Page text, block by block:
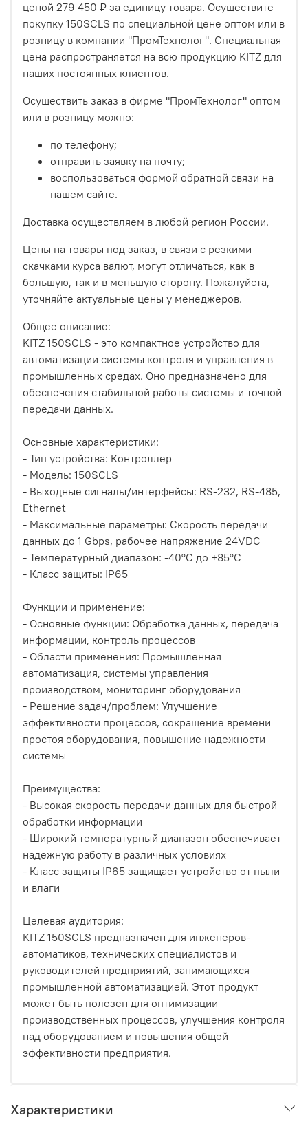
ценой 279 450 ₽ за единицу товара. Осуществите
покупку 150SCLS по специальной цене оптом или в
розницу в компании "ПромТехнолог". Специальная
цена распространяется на всю продукцию KITZ для
наших постоянных клиентов.
Осуществить заказ в фирме "ПромТехнолог" оптом
или в розницу можно:
по телефону;
отправить заявку на почту;
воспользоваться формой обратной связи на
нашем сайте.
Доставка осуществляем в любой регион России.
Цены на товары под заказ, в связи с резкими
скачками курса валют, могут отличаться, как в
большую, так и в меньшую сторону. Пожалуйста,
уточняйте актуальные цены у менеджеров.
Общее описание:
KITZ 150SCLS - это компактное устройство для
автоматизации системы контроля и управления в
промышленных средах. Оно предназначено для
обеспечения стабильной работы системы и точной
передачи данных.
Основные характеристики:
- Тип устройства: Контроллер
- Модель: 150SCLS
- Выходные сигналы/интерфейсы: RS-232, RS-485,
Ethernet
- Максимальные параметры: Скорость передачи
данных до 1 Gbps, рабочее напряжение 24VDC
- Температурный диапазон: -40°C до +85°C
- Класс защиты: IP65
Функции и применение:
- Основные функции: Обработка данных, передача
информации, контроль процессов
- Области применения: Промышленная
автоматизация, системы управления
производством, мониторинг оборудования
- Решение задач/проблем: Улучшение
эффективности процессов, сокращение времени
простоя оборудования, повышение надежности
системы
Преимущества:
- Высокая скорость передачи данных для быстрой
обработки информации
- Широкий температурный диапазон обеспечивает
надежную работу в различных условиях
- Класс защиты IP65 защищает устройство от пыли
и влаги
Целевая аудитория:
KITZ 150SCLS предназначен для инженеров-
автоматиков, технических специалистов и
руководителей предприятий, занимающихся
промышленной автоматизацией. Этот продукт
может быть полезен для оптимизации
производственных процессов, улучшения контроля
над оборудованием и повышения общей
эффективности предприятия.
Характеристики